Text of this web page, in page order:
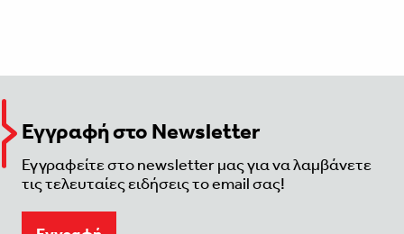
Εγγραφή στο Newsletter
Εγγραφείτε στο newsletter μας για να λαμβάνετε
τις τελευταίες ειδήσεις το email σας!